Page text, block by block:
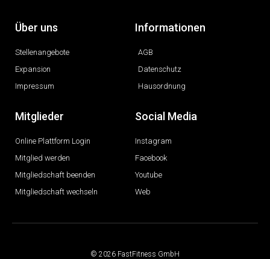
Über uns
Stellenangebote
Expansion
Impressum
Informationen
AGB
Datenschutz
Hausordnung
Mitglieder
Online Plattform Login
Mitglied werden
Mitgliedschaft beenden
Mitgliedschaft wechseln
Social Media
Instagram
Facebook
Youtube
Web
© 2026 FastFitness GmbH